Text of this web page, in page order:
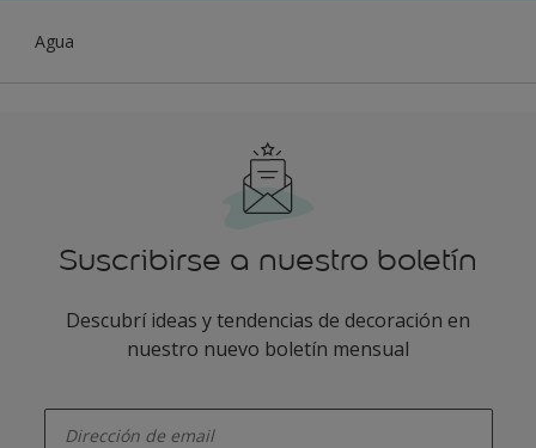
Agua
Suscribirse a nuestro boletín
Descubrí ideas y tendencias de decoración en
nuestro nuevo boletín mensual